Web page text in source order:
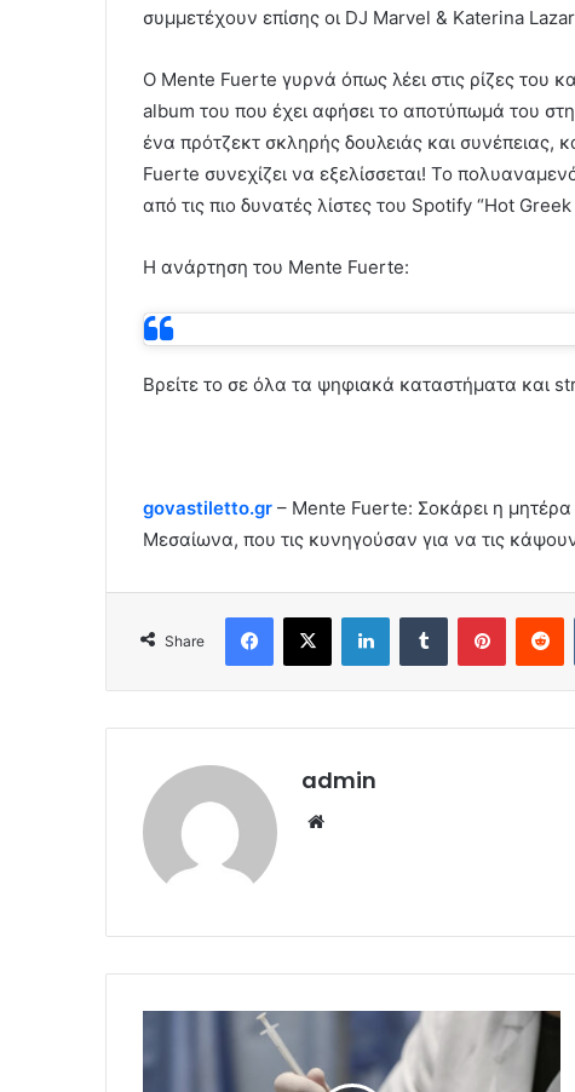
συμμετέχουν επίσης οι DJ Marvel & Katerina
O Mente Fuerte γυρνά όπως λέει στις ρίζες του
album του που έχει αφήσει το αποτύπωμά του
ένα πρότζεκτ σκληρής δουλειάς και συνέπειας,
Fuerte συνεχίζει να εξελίσσεται! Το
από τις πιο δυνατές λίστες του Spotify “Hot Greek
H ανάρτηση του Mente Fuerte:
Βρείτε το σε όλα τα ψηφιακά καταστήματα και
govastiletto.gr – Mente Fuerte: Σοκάρει η μητέρα
Μεσαίωνα, που τις κυνηγούσαν για να τις
Share
Facebook
X LinkedInTumblr Pinterest
admin